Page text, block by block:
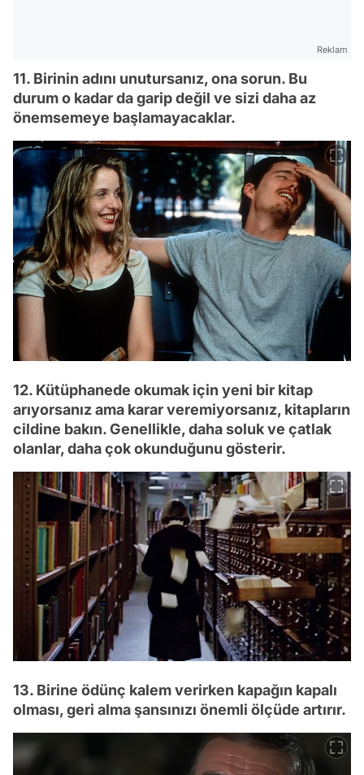
Reklam
11. Birinin adını unutursanız, ona sorun. Bu
durum o kadar da garip değil ve sizi daha az
önemsemeye başlamayacaklar.
12. Kütüphanede okumak için yeni bir kitap
arıyorsanız ama karar veremiyorsanız, kitapların
cildine bakın. Genellikle, daha soluk ve çatlak
olanlar, daha çok okunduğunu gösterir.
13. Birine ödünç kalem verirken kapağın kapalı
olması, geri alma şansınızı önemli ölçüde artırır.